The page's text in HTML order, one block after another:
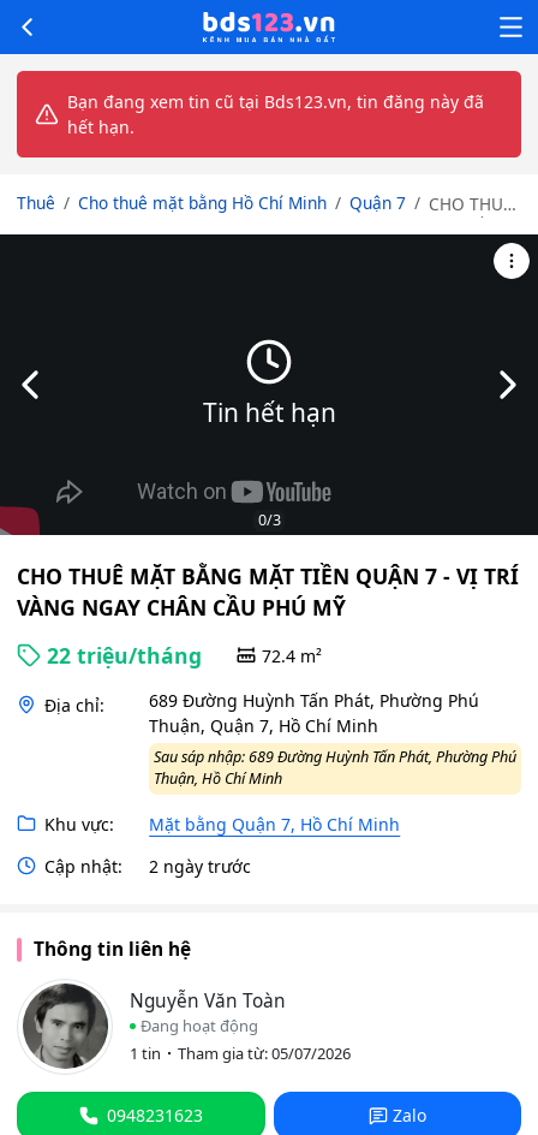
Bạn đang xem tin cũ tại Bds123.vn, tin đăng này đã
hết hạn.
Thuê Cho thuê mặt bằng Hồ Chí Minh Quận 7
CHO THUÊ
MẶT TIỀN
QUẬN 7 - VỊ
Tin hết hạn
Slide trước
0/3
CHO THUÊ MẶT BẰNG MẶT TIỀN QUẬN 7 - VỊ TRÍ
VÀNG NGAY CHÂN CẦU PHÚ MỸ
22 triệu/tháng
72.4 m²
Địa chỉ:
689 Đường Huỳnh Tấn Phát, Phường Phú
Thuận, Quận 7, Hồ Chí Minh
Sau sáp nhập: 689 Đường Huỳnh Tấn Phát, Phường Phú
Thuận, Hồ Chí Minh
Khu vực:
Mặt bằng Quận 7, Hồ Chí Minh
Cập nhật:
2 ngày trước
Thông tin liên hệ
Nguyễn Văn Toàn
Đang hoạt động
1 tin
Tham gia từ: 05/07/2026
0948231623 Zalo